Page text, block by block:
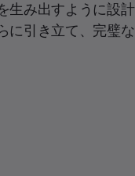
生み出すように設
に引き立て、完璧